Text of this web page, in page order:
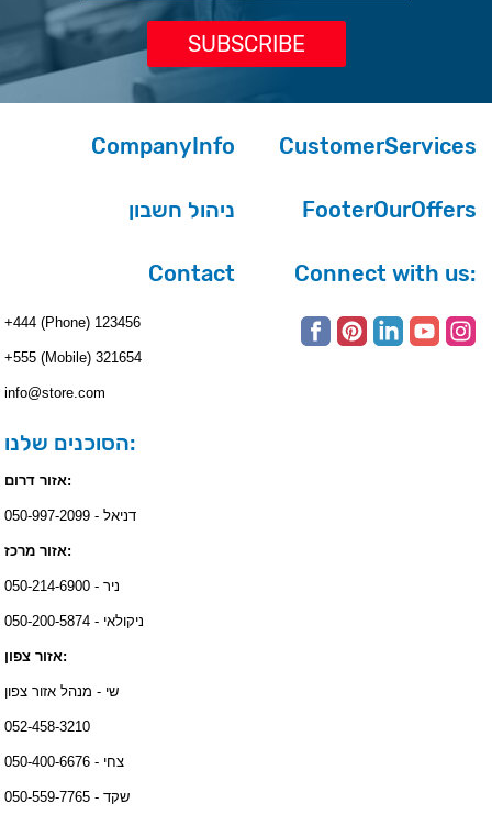
CompanyInfo CustomerServices
ניהול חשבון FooterOurOffers
Contact
+444 (Phone) 123456
+555 (Mobile) 321654
info@store.com
הסוכנים שלנו:
אזור דרום:
דניאל - 050-997-2099
אזור מרכז:
ניר - 050-214-6900
ניקולאי - 050-200-5874
אזור צפון:
שי - מנהל אזור צפון
052-458-3210
צחי - 050-400-6676
שקד - 050-559-7765
Connect with us: